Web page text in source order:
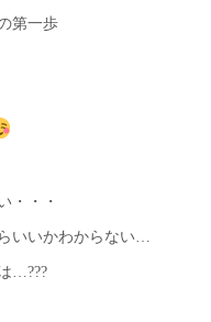
第一歩
・・・
いいかわからない…
…???